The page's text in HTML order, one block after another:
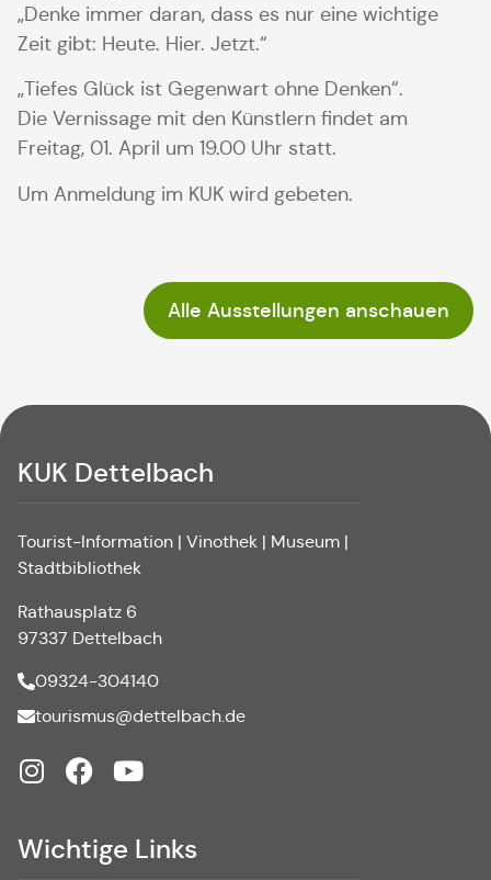
„Denke immer daran, dass es nur eine wichtige
Zeit gibt: Heute. Hier. Jetzt.“
„Tiefes Glück ist Gegenwart ohne Denken“.
Die Vernissage mit den Künstlern findet am
Freitag, 01. April um 19.00 Uhr statt.
Um Anmeldung im KUK wird gebeten.
Alle Ausstellungen anschauen
KUK Dettelbach
Tourist-Information | Vinothek | Museum |
Stadtbibliothek
Rathausplatz 6
97337 Dettelbach
09324-304140
tourismus@dettelbach.de
Wichtige Links